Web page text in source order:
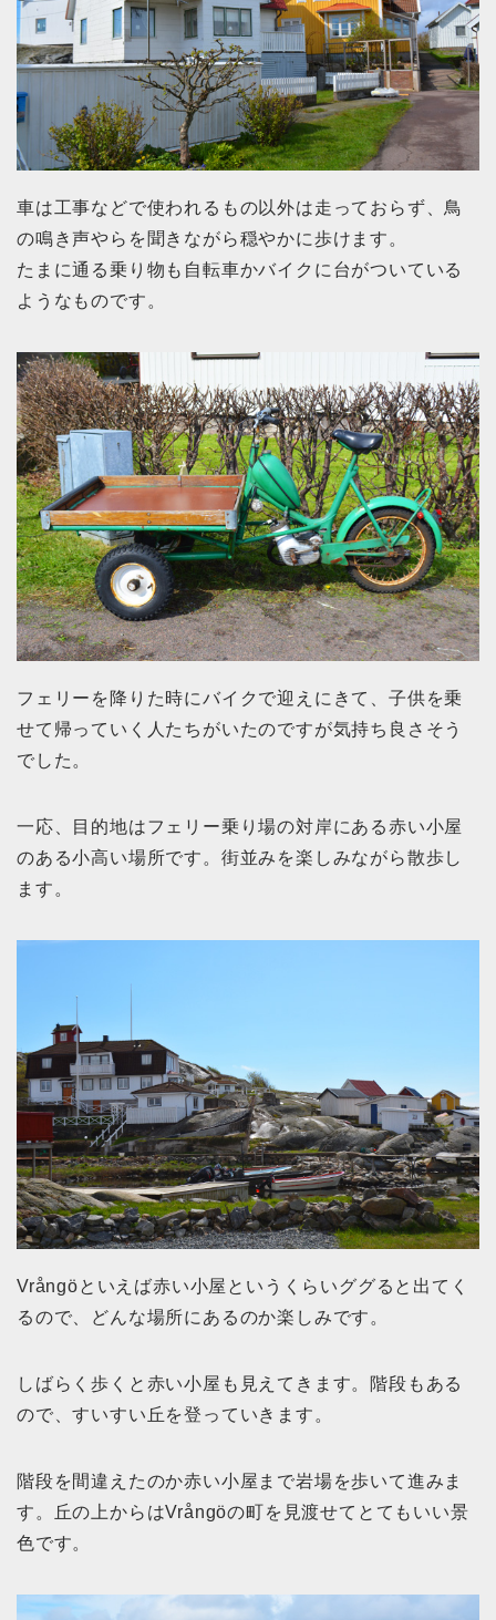
車は工事などで使われるもの以外は走っておらず、鳥
の鳴き声やらを聞きながら穏やかに歩けます。
たまに通る乗り物も自転車かバイクに台がついている
ようなものです。
フェリーを降りた時にバイクで迎えにきて、子供を乗
せて帰っていく人たちがいたのですが気持ち良さそう
でした。
一応、目的地はフェリー乗り場の対岸にある赤い小屋
のある小高い場所です。街並みを楽しみながら散歩し
ます。
Vrångöといえば赤い小屋というくらいググると出てく
るので、どんな場所にあるのか楽しみです。
しばらく歩くと赤い小屋も見えてきます。階段もある
ので、すいすい丘を登っていきます。
階段を間違えたのか赤い小屋まで岩場を歩いて進みま
す。丘の上からはVrångöの町を見渡せてとてもいい景
色です。